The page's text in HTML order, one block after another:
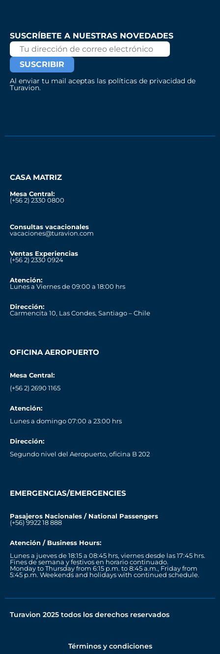
SUSCRÍBETE A NUESTRAS NOVEDADES
Al enviar tu mail aceptas las políticas de privacidad de
Turavion.
CASA MATRIZ
Mesa Central:
(+56 2) 2330 0800
Consultas vacacionales
vacaciones@turavion.com
Ventas Experiencias
(+56 2) 2330 0924
Atención:
Lunes a Viernes de 09:00 a 18:00 hrs
Dirección:
Carmencita 10, Las Condes, Santiago – Chile
OFICINA AEROPUERTO
Mesa Central:
(+56 2) 2690 1165
Atención:
Lunes a domingo 07:00 a 23:00 hrs
Dirección:
Segundo nivel del Aeropuerto, oficina B 202
EMERGENCIAS/EMERGENCIES
Pasajeros Nacionales / National Passengers
(+56) 9922 18 888
Atención / Business Hours:
Lunes a jueves de 18:15 a 08:45 hrs, viernes desde las 17:45 hrs.
Fines de semana y festivos en horario continuado.
Monday to Thursday from 6:15 p.m. to 8:45 a.m., Friday from
5:45 p.m. Weekends and holidays with continued schedule.
Turavion 2025 todos los derechos reservados
Términos y condiciones